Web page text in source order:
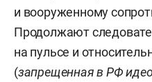
и вооруженному
Продолжают
на пульсе и
(запрещенная в РФ